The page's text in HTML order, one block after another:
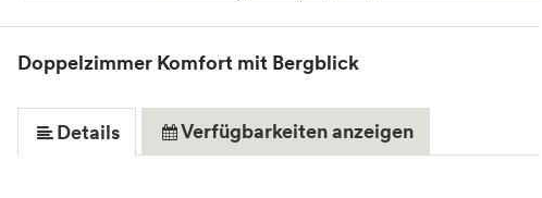
Doppelzimmer Komfort mit Bergblick
Details Verfügbarkeiten anzeigen